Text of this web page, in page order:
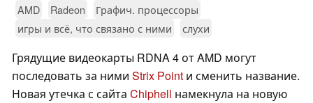
AMD Radeon
Графич. процессоры
игры и всё, что связано с ними
слухи
Грядущие видеокарты RDNA 4 от AMD могут
последовать за ними Strix Point и сменить название.
Новая утечка с сайта Chiphell намекнула на новую